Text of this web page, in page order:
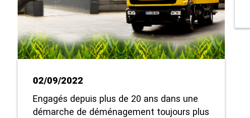
02/09/2022
Engagés depuis plus de 20 ans dans une
démarche de déménagement toujours plus